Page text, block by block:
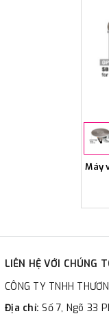
Máy
LIÊN HỆ VỚI CHÚNG
CÔNG TY TNHH
Địa chỉ:Số 7, Ngõ 33